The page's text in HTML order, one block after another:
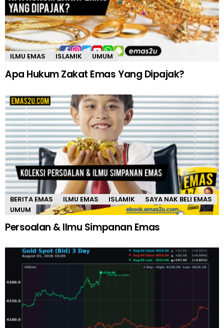
ILMU EMAS ISLAMIK UMUM
Apa Hukum Zakat Emas Yang Dipajak?
BERITA EMAS ILMU EMAS ISLAMIK
SAYA NAK BELI EMAS
UMUM
Persoalan & Ilmu Simpanan Emas